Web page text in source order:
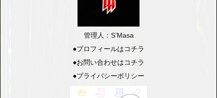
管理人：S’Masa
●プロフィールはコチラ
●お問い合わせはコチラ
●プライバシーポリシー